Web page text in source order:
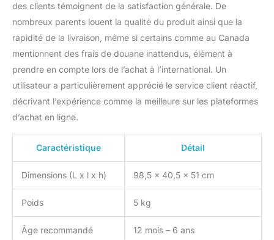
des clients témoignent de la satisfaction générale. De
nombreux parents louent la qualité du produit ainsi que la
rapidité de la livraison, même si certains comme au Canada
mentionnent des frais de douane inattendus, élément à
prendre en compte lors de l’achat à l’international. Un
utilisateur a particulièrement apprécié le service client réactif,
décrivant l’expérience comme la meilleure sur les plateformes
d’achat en ligne.
Caractéristique Détail
Dimensions (L x l x h) 98,5 x 40,5 x 51 cm
Poids 5 kg
Âge recommandé 12 mois – 6 ans